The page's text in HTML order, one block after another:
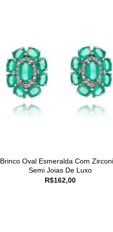
Brinco Oval Esmeralda Com
Semi Joias De Luxo
R$162,00